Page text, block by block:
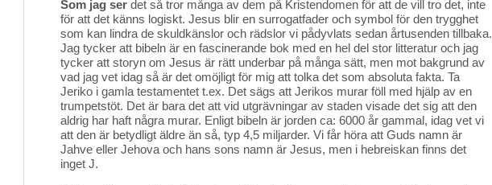
Som jag ser det så tror många av dem på Kristendomen för att de vill tro det, inte
för att det känns logiskt. Jesus blir en surrogatfader och symbol för den trygghet
som kan lindra de skuldkänslor och rädslor vi pådyvlats sedan årtusenden tillbaka.
Jag tycker att bibeln är en fascinerande bok med en hel del stor litteratur och jag
tycker att storyn om Jesus är rätt underbar på många sätt, men mot bakgrund av
vad jag vet idag så är det omöjligt för mig att tolka det som absoluta fakta. Ta
Jeriko i gamla testamentet t.ex. Det sägs att Jerikos murar föll med hjälp av en
trumpetstöt. Det är bara det att vid utgrävningar av staden visade det sig att den
aldrig har haft några murar. Enligt bibeln är jorden ca: 6000 år gammal, idag vet vi
att den är betydligt äldre än så, typ 4,5 miljarder. Vi får höra att Guds namn är
Jahve eller Jehova och hans sons namn är Jesus, men i hebreiskan finns det
inget J.